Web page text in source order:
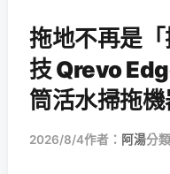
拖地不再是
技 Qrevo
筒活水掃拖
2026/8/4作者： 阿湯分